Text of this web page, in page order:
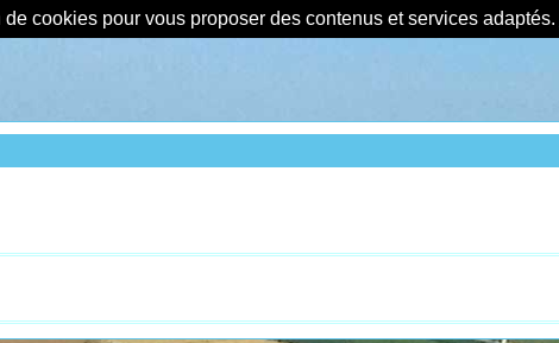
cookies pour vous proposer des contenus et services adaptés.